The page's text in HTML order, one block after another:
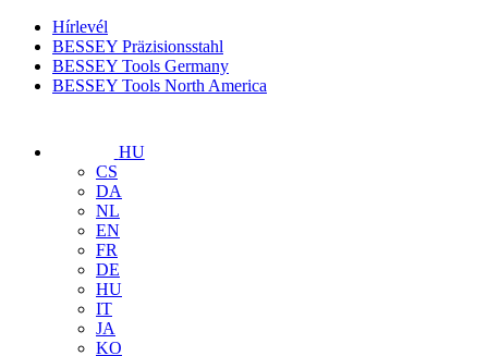
Hírlevél
BESSEY Präzisionsstahl
BESSEY Tools Germany
BESSEY Tools North America
HU
CS
DA
NL
EN
FR
DE
HU
IT
JA
KO